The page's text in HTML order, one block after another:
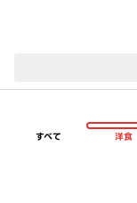
すべて 洋食